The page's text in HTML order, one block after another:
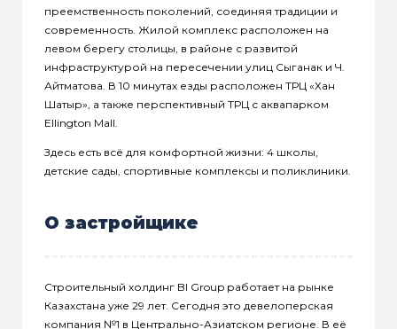
преемственность поколений, соединяя традиции и
современность. Жилой комплекс расположен на
левом берегу столицы, в районе с развитой
инфраструктурой на пересечении улиц Сыганак и Ч.
Айтматова. В 10 минутах езды расположен ТРЦ «Хан
Шатыр», а также перспективный ТРЦ с аквапарком
Ellington Mall.
Здесь есть всё для комфортной жизни: 4 школы,
детские сады, спортивные комплексы и поликлиники.
О застройщике
Строительный холдинг BI Group работает на рынке
Казахстана уже 29 лет. Сегодня это девелоперская
компания №1 в Центрально-Азиатском регионе. В её